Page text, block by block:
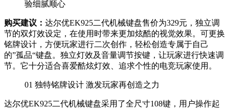
验细腻顺心
购买建议： 达尔优EK925二代机械键盘售价为329元，独立调
节的双灯效设定，在使用时带来更加炫酷的视觉效果。可更换
铭牌设计，方便玩家进行二次创作，轻松创造专属于自己
的”孤品“键盘。独立灯效及音量调节按键，让玩家进行快速调
节。它十分适合喜爱酷炫灯效、追求个性的电竞玩家使用。
01 独特铭牌设计 激发玩家再创造之力
达尔优EK925二代机械键盘采用了全尺寸108键，用户操作起